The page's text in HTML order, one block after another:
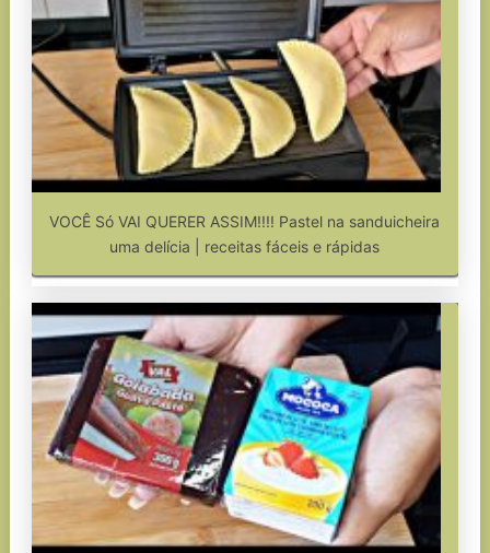
VOCÊ Só VAI QUERER ASSIM!!!! Pastel na sanduicheira
uma delícia | receitas fáceis e rápidas